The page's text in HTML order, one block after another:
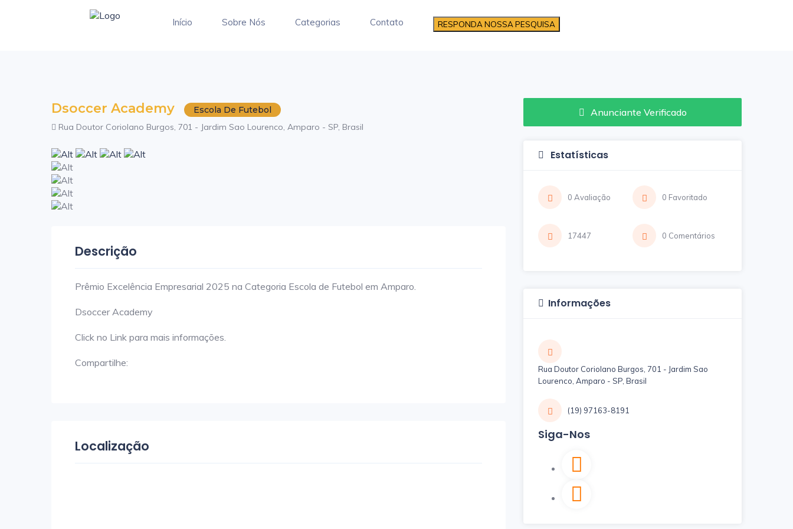
Início Sobre Nós Categorias Contato RESPONDA NOSSA PESQUISA
Dsoccer Academy
Escola De Futebol
Rua Doutor Coriolano Burgos, 701 - Jardim Sao Lourenco, Amparo - SP, Brasil
Descrição
Prêmio Excelência Empresarial 2025 na Categoria Escola de Futebol em Amparo.
Dsoccer Academy
Click no Link para mais informações.
Compartilhe:
Localização
Anunciante Verificado
Estatísticas
0 Avaliação 0 Favoritado
17447 0 Comentários
Informações
Rua Doutor Coriolano Burgos, 701 - Jardim Sao
Lourenco, Amparo - SP, Brasil
(19) 97163-8191
Siga-Nos